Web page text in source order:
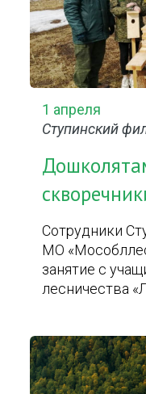
1 апреля
Ступинский
Сотрудники
МО
занятие с
лесничества